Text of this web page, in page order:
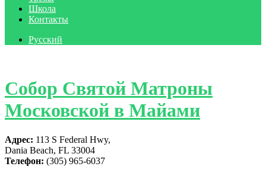
Школа
Контакты
Русский
Собор Святой Матроны
Московской в Майами
Адрес: 113 S Federal Hwy,
Dania Beach, FL 33004
Телефон: (305) 965-6037